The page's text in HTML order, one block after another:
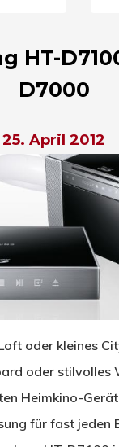
HT-
D7000
25. April 2012
oder kleines
oder stilvolles
Heimkino-
für fast jeden